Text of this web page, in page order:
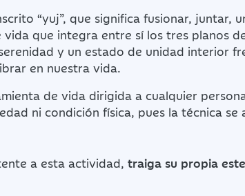
“yuj”, que significa fusionar, juntar,
que integra entre sí los tres planos
y un estado de unidad interior
en nuestra vida.
de vida dirigida a cualquier
ni condición física, pues la técnica se
a esta actividad, traiga su propia